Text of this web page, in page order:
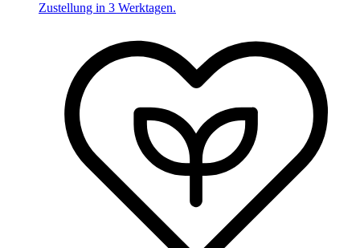
Zustellung in 3 Werktagen.